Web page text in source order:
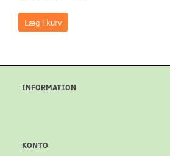
Læg i kurv
INFORMATION
KONTO